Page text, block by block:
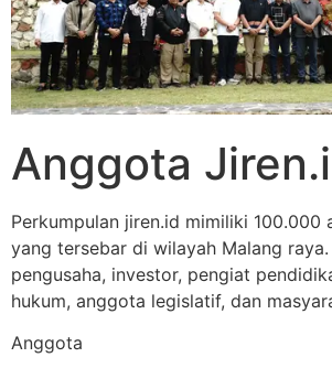
Anggota
Perkumpulan jiren.id mimiliki 100.000
yang tersebar di wilayah Malang
pengusaha, investor, pengiat
hukum, anggota legislatif, dan
Anggota